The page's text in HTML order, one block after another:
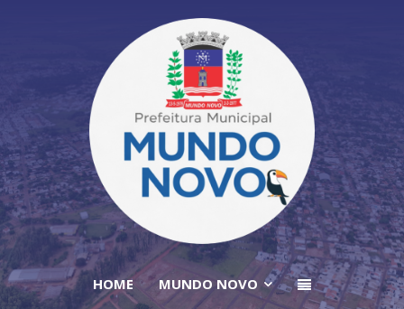
HOME MUNDO NOVO